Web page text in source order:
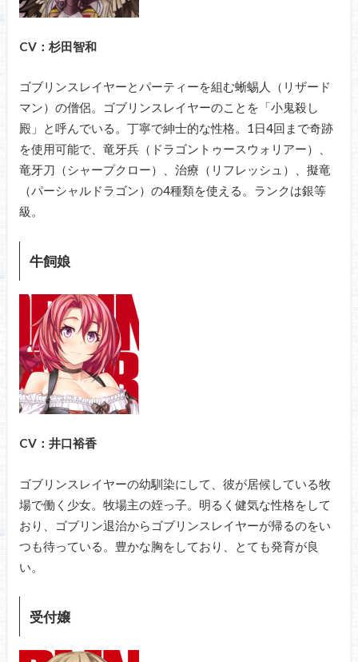
CV：杉田智和
ゴブリンスレイヤーとパーティーを組む蜥蜴人（リザード
マン）の僧侶。ゴブリンスレイヤーのことを「小鬼殺し
殿」と呼んでいる。丁寧で紳士的な性格。1日4回まで奇跡
を使用可能で、竜牙兵（ドラゴントゥースウォリアー）、
竜牙刀（シャープクロー）、治療（リフレッシュ）、擬竜
（パーシャルドラゴン）の4種類を使える。ランクは銀等
級。
牛飼娘
CV：井口裕香
ゴブリンスレイヤーの幼馴染にして、彼が居候している牧
場で働く少女。牧場主の姪っ子。明るく健気な性格をして
おり、ゴブリン退治からゴブリンスレイヤーが帰るのをい
つも待っている。豊かな胸をしており、とても発育が良
い。
受付嬢